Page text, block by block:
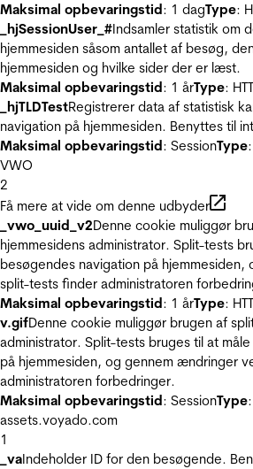
Maksimal opbevaringstid: 1 dagType:
_hjSessionUser_#Indsamler statistik om
hjemmesiden såsom antallet af besøg,
hjemmesiden og hvilke sider der er læst.
Maksimal opbevaringstid: 1 årType:
_hjTLDTestRegistrerer data af statistisk
navigation på hjemmesiden. Benyttes til
Maksimal opbevaringstid: SessionType
VWO
2
Få mere at vide om denne udbyder
_vwo_uuid_v2Denne cookie muliggør
hjemmesidens administrator. Split-tests
besøgendes navigation på
split-tests finder administratoren
Maksimal opbevaringstid: 1 årType:
v.gifDenne cookie muliggør brugen af
administrator. Split-tests bruges til at
på hjemmesiden, og gennem ændringer
administratoren forbedringer.
Maksimal opbevaringstid: SessionType
assets.voyado.com
1
_vaIndeholder ID for den besøgende.